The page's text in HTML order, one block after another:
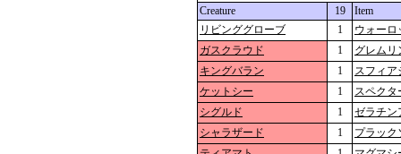
Creature
19
Item
リビンググローブ
1
ウォーロ
ガスクラウド
1
グレムリ
キングバラン
1
スフィア
ケットシー
1
スペクタ
シグルド
1
ゼラチン
シャラザード
1
プラック